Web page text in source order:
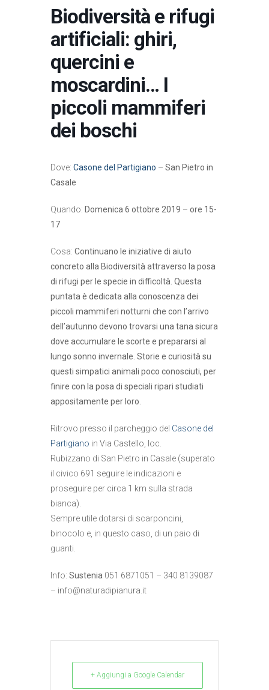
Biodiversità e rifugi
artificiali: ghiri,
quercini e
moscardini… I
piccoli mammiferi
dei boschi
Dove: Casone del Partigiano – San Pietro in
Casale
Quando: Domenica 6 ottobre 2019 – ore 15-
17
Cosa: Continuano le iniziative di aiuto
concreto alla Biodiversità attraverso la posa
di rifugi per le specie in difficoltà. Questa
puntata è dedicata alla conoscenza dei
piccoli mammiferi notturni che con l’arrivo
dell’autunno devono trovarsi una tana sicura
dove accumulare le scorte e prepararsi al
lungo sonno invernale. Storie e curiosità su
questi simpatici animali poco conosciuti, per
finire con la posa di speciali ripari studiati
appositamente per loro.
Ritrovo presso il parcheggio del Casone del
Partigiano in Via Castello, loc.
Rubizzano di San Pietro in Casale (superato
il civico 691 seguire le indicazioni e
proseguire per circa 1 km sulla strada
bianca).
Sempre utile dotarsi di scarponcini,
binocolo e, in questo caso, di un paio di
guanti.
Info: Sustenia 051 6871051 – 340 8139087
– info@naturadipianura.it
+ Aggiungi a Google Calendar